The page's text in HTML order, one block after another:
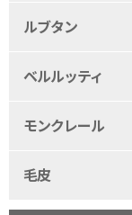
ルブタン
ベルルッティ
モンクレール
毛皮